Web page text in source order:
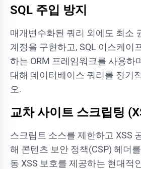
SQL 주입 방지
매개변수화된 쿼리 외에도 최소
계정을 구현하고, SQL 이스케이
하는 ORM 프레임워크를 사용하
대해 데이터베이스 쿼리를 정기
오.
교차 사이트 스크립팅
스크립트 소스를 제한하고 XSS
해 콘텐츠 보안 정책(CSP) 헤더
동 XSS 보호를 제공하는 현대적